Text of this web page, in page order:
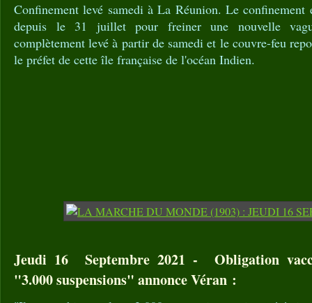
Confinement levé samedi à La Réunion. Le
depuis le 31 juillet pour freiner une nouvelle
complètement levé à partir de samedi et le couvre-feu
le préfet de cette île française de l'océan Indien.
Jeudi 16 Septembre 2021 - Obligation
"3.000 suspensions" annonce Véran :